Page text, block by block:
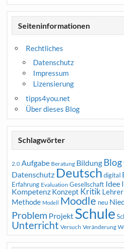
Seiteninformationen
Rechtliches
Datenschutz
Impressum
Lizensierung
tipps4you.net
Über dieses Blog
Schlagwörter
2.0 Aufgabe Beratung Bildung Blog
Datenschutz Deutsch digital
Erfahrung Evaluation Gesellschaft Idee
Kompetenz Konzept Kritik Lehrer
Methode Modell Moodle neu
Problem Projekt Schule
Unterricht Versuch Veränderung